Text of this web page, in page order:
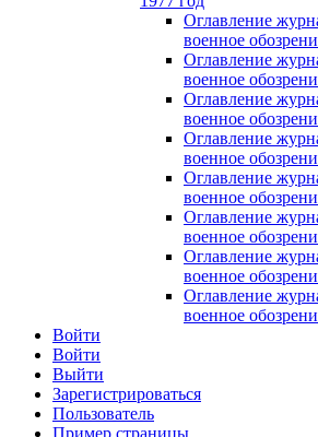
Оглавление
военное
Оглавление
военное
Оглавление
военное
Оглавление
военное
Оглавление
военное
Оглавление
военное
Оглавление
военное
Оглавление
военное
Войти
Войти
Выйти
Зарегистрироваться
Пользователь
Пример страницы